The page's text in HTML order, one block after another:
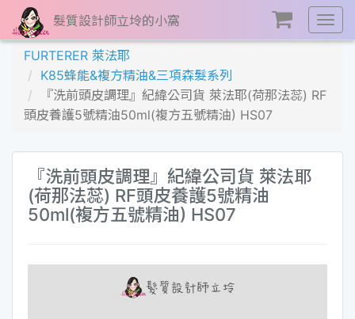
展
開
髮質設計師立坽的小窩
FURTERER 萊法耶
K85蜂能&複方精油&三項森髮系列
『洗前頭皮調理』紀緯公司貨 萊法耶(荷那法蕊) RF
頭皮養護5號精油50ml(複方五號精油) HS07
『洗前頭皮調理』紀緯公司貨 萊法耶
(荷那法蕊) RF頭皮養護5號精油
50ml(複方五號精油) HS07